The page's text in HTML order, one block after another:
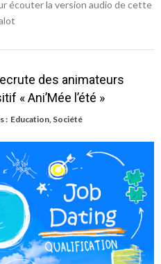
écouter la version audio de cette
des animateurs
« Ani’Mée l’été »
: Education, Société